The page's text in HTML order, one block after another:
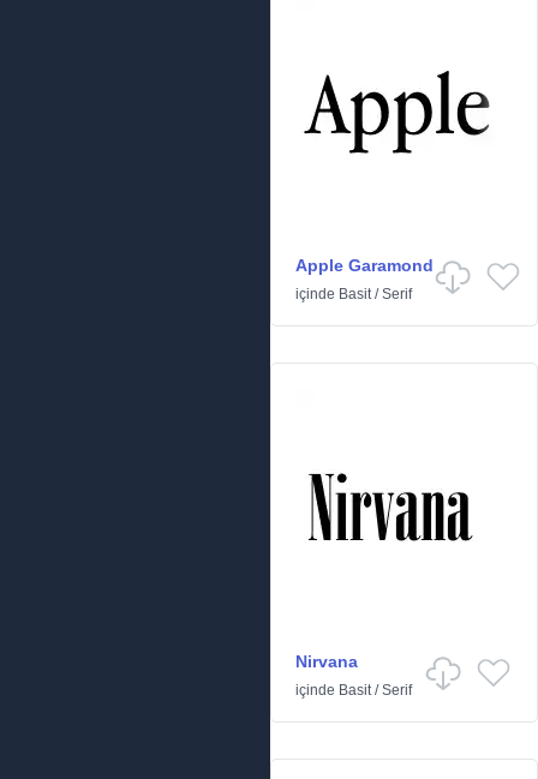
Apple Garamond
içinde Basit/Serif
Nirvana
içinde Basit/Serif